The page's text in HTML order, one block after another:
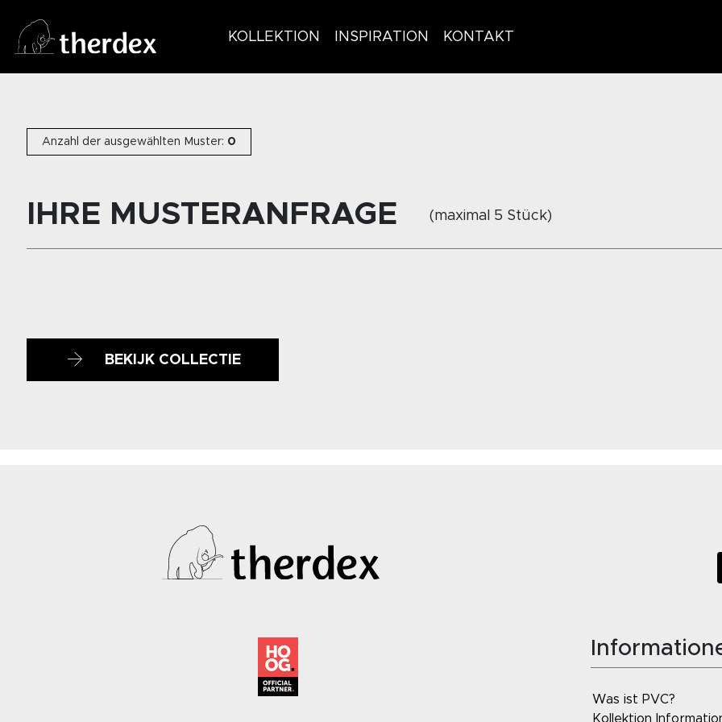
KOLLEKTION INSPIRATION KONTAKT
Anzahl der ausgewählten Muster: 0
IHRE MUSTERANFRAGE (maximal 5 Stück)
BEKIJK COLLECTIE
Was ist PVC?
Kollektion